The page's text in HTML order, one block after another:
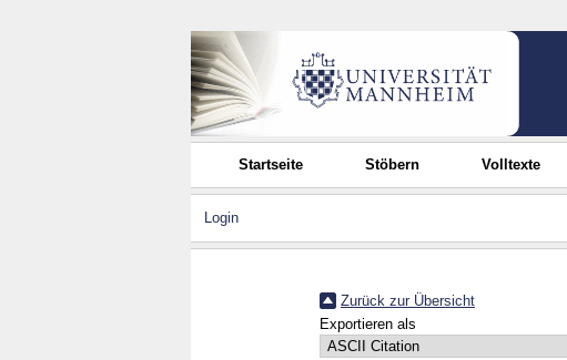
Startseite Stöbern Volltexte
Login
Zurück zur Übersicht
Exportieren als